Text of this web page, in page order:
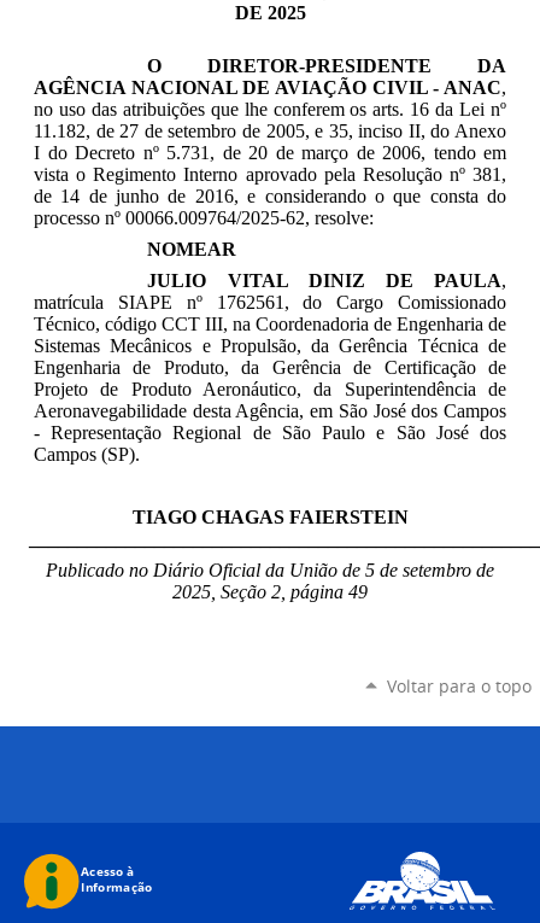
DE 2025
ODIRETOR-PRESIDENTE DA
AGÊNCIA NACIONAL DE AVIAÇÃO CIVIL - ANAC,
no uso das atribuições que lhe conferem os arts. 16 da Lei nº
11.182, de 27 de setembro de 2005, e 35, inciso II, do Anexo
I do Decreto nº 5.731, de 20 de março de 2006, tendo em
vista o Regimento Interno aprovado pela Resolução nº 381,
de 14 de junho de 2016, e considerando o que consta do
processo nº 00066.009764/2025-62, resolve:
NOMEAR
JULIO VITAL DINIZ DE PAULA,
matrícula SIAPE nº 1762561, do Cargo Comissionado
Técnico, código CCT III, na Coordenadoria de Engenharia de
Sistemas Mecânicos e Propulsão, da Gerência Técnica de
Engenharia de Produto, da Gerência de Certificação de
Projeto de Produto Aeronáutico, da Superintendência de
Aeronavegabilidade desta Agência, em São José dos Campos
- Representação Regional de São Paulo e São José dos
Campos (SP).
TIAGO CHAGAS FAIERSTEIN
Publicado no Diário Oficial da União de 5 de setembro de
2025, Seção 2, página 49
Voltar para o topo